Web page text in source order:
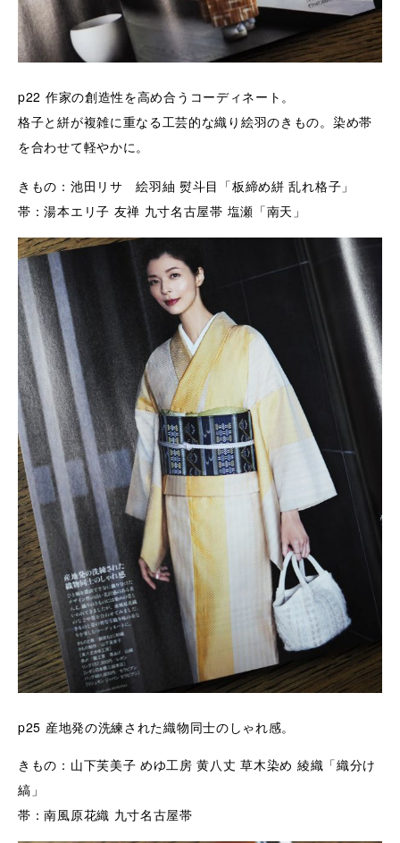
p22 作家の創造性を高め合うコーディネート。
格子と絣が複雑に重なる工芸的な織り絵羽のきもの。染め帯
を合わせて軽やかに。
きもの：池田リサ 絵羽紬 熨斗目「板締め絣 乱れ格子」
帯：湯本エリ子 友禅 九寸名古屋帯 塩瀬「南天」
p25 産地発の洗練された織物同士のしゃれ感。
きもの：山下芙美子 めゆ工房 黄八丈 草木染め 綾織「織分け
縞」
帯：南風原花織 九寸名古屋帯